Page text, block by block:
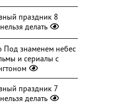
праздник 8
делать
Под знаменем небес
и сериалы с
праздник 7
делать